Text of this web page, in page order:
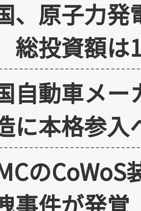
、原子力
投資額は
自動車メ
に本格参入
の
事件が発覚